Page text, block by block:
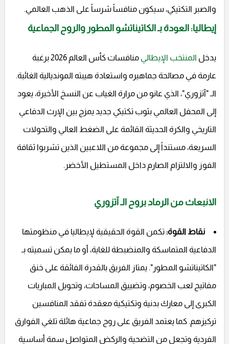
والصبر التكتيكي، سيكون منافساً شرساً على الذهب العالمي.
إيطاليا: العودة بـ الكاتيناتشو المطور والروح الجماعية
يدخل المنتخب الإيطالي منافسات كأس العالم 2026 برغبة
عارمة في مصالحة جماهيره واستعادة هيبته المونديالية الغائبة.
الـ "آتزوري"، الذي عانو من مرارة الغياب عن النسخ الأخيرة، يعود
إلى المحفل العالمي بثوب تكتيكي جديد يمزج بين الإرث الدفاعي
التاريخي والكرة الحديثة القائمة على الضغط العالي والتحولات
السريعة، مستنداً إلى مجموعة من اللاعبين الذين تشربوا ثقافة
الفوز والالتزام الصارم داخل المستطيل الأخضر.
الانبعاث من الرماد بروح الـ آتزوري
نقاط القوة:تكمن القوة الحقيقية لإيطاليا في منظومتها
الدفاعية المتماسكة والمنضبطة للغاية، أو ما يمكن تسميته بـ
"الكاتيناتشو المطور". يمتاز الفريق بالقدرة الفائقة على خنق
مفاتيح لعب الخصوم، وتضييق المساحات، وتحويل المباريات
الكبرى إلى معارك بدنية وتكتيكية معقدة تفقد المنافسين
تركيزهم. كما يعتمد الفريق على روح جماعية هائلة تلغي الفوارق
الفردية وتجعل من التضحية والركض المتواصل سمة أساسية